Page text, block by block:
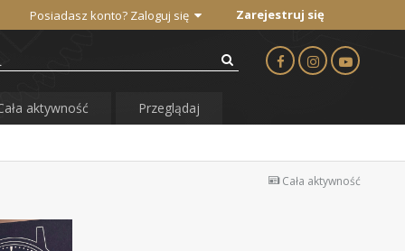
Posiadasz konto? Zaloguj się Zarejestruj się
aktywność Przeglądaj
Cała aktywność